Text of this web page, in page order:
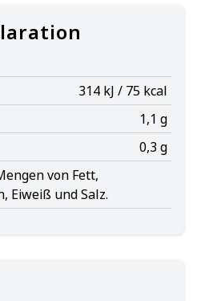
314 kJ / 75 kcal
1,1 g
0,3 g
von Fett,
Eiweiß und Salz.